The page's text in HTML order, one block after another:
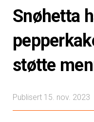
Snøhetta
støtte
Publisert 15. nov. 2023